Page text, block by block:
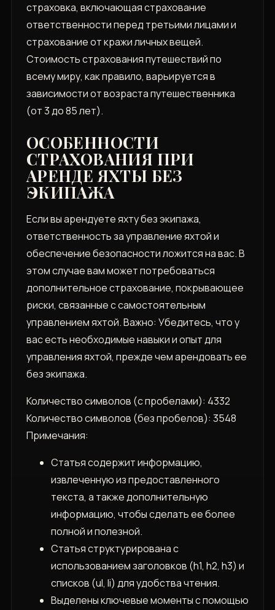
страховка, включающая страхование
ответственности перед третьими лицами и
страхование от кражи личных вещей.
Стоимость страхования путешествий по
всему миру, как правило, варьируется в
зависимости от возраста путешественника
(от 3 до 85 лет).
ОСОБЕННОСТИ
СТРАХОВАНИЯ ПРИ
АРЕНДЕ ЯХТЫ БЕЗ
ЭКИПАЖА
Если вы арендуете яхту без экипажа,
ответственность за управление яхтой и
обеспечение безопасности ложится на вас. В
этом случае вам может потребоваться
дополнительное страхование, покрывающее
риски, связанные с самостоятельным
управлением яхтой. Важно: Убедитесь, что у
вас есть необходимые навыки и опыт для
управления яхтой, прежде чем арендовать ее
без экипажа.
Количество символов (с пробелами): 4332
Количество символов (без пробелов): 3548
Примечания:
Статья содержит информацию,
извлеченную из предоставленного
текста, а также дополнительную
информацию, чтобы сделать ее более
полной и полезной.
Статья структурирована с
использованием заголовков (h1, h2, h3) и
списков (ul, li) для удобства чтения.
Выделены ключевые моменты с помощью